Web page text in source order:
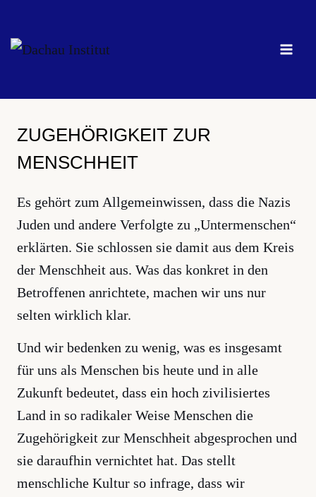
springen
ZUGEHÖRIGKEIT ZUR
MENSCHHEIT
Es gehört zum Allgemeinwissen, dass die Nazis
Juden und andere Verfolgte zu „Untermenschen“
erklärten. Sie schlossen sie damit aus dem Kreis
der Menschheit aus. Was das konkret in den
Betroffenen anrichtete, machen wir uns nur
selten wirklich klar.
Und wir bedenken zu wenig, was es insgesamt
für uns als Menschen bis heute und in alle
Zukunft bedeutet, dass ein hoch zivilisiertes
Land in so radikaler Weise Menschen die
Zugehörigkeit zur Menschheit abgesprochen und
sie daraufhin vernichtet hat. Das stellt
menschliche Kultur so infrage, dass wir